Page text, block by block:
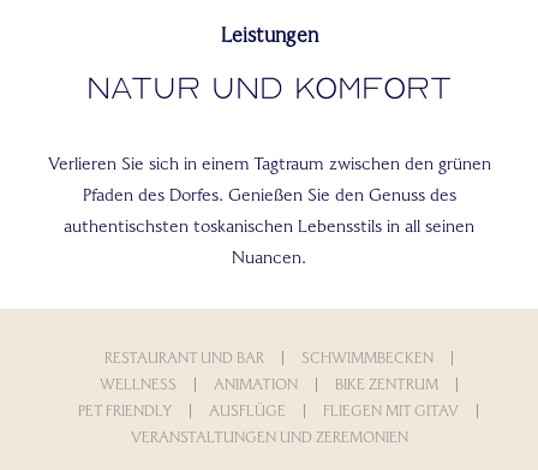
Leistungen
Natur und Komfort
Verlieren Sie sich in einem Tagtraum zwischen den grünen
Pfaden des Dorfes. Genießen Sie den Genuss des
authentischsten toskanischen Lebensstils in all seinen
Nuancen.
RESTAURANT UND BAR
SCHWIMMBECKEN
WELLNESS
ANIMATION
BIKE ZENTRUM
PET FRIENDLY
AUSFLÜGE
FLIEGEN MIT GITAV
VERANSTALTUNGEN UND ZEREMONIEN